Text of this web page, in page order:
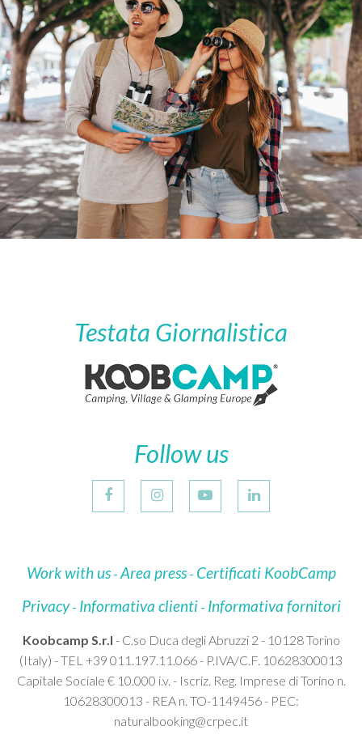
Testata Giornalistica
Follow us
Work with us Area press Certificati KoobCamp
Privacy Informativa clienti Informativa fornitori
Koobcamp S.r.l - C.so Duca degli Abruzzi 2 - 10128 Torino
(Italy) - TEL +39 011.197.11.066 - P.IVA/C.F. 10628300013
Capitale Sociale € 10.000 i.v. - Iscriz. Reg. Imprese di Torino n.
10628300013 - REA n. TO-1149456 - PEC:
naturalbooking@crpec.it